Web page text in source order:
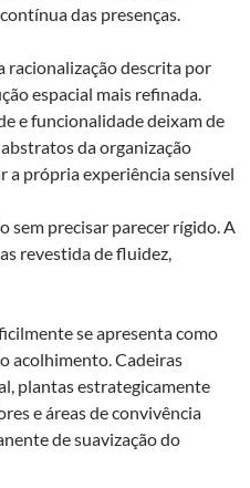
das presenças.
racionalização descrita por
espacial mais refinada.
e funcionalidade deixam de
da organização
a própria experiência sensível
sem precisar parecer rígido. A
revestida de fluidez,
se apresenta como
acolhimento. Cadeiras
plantas estrategicamente
e áreas de convivência
de suavização do